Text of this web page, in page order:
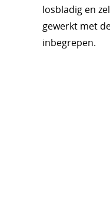
losbladig en
gewerkt met
inbegrepen.